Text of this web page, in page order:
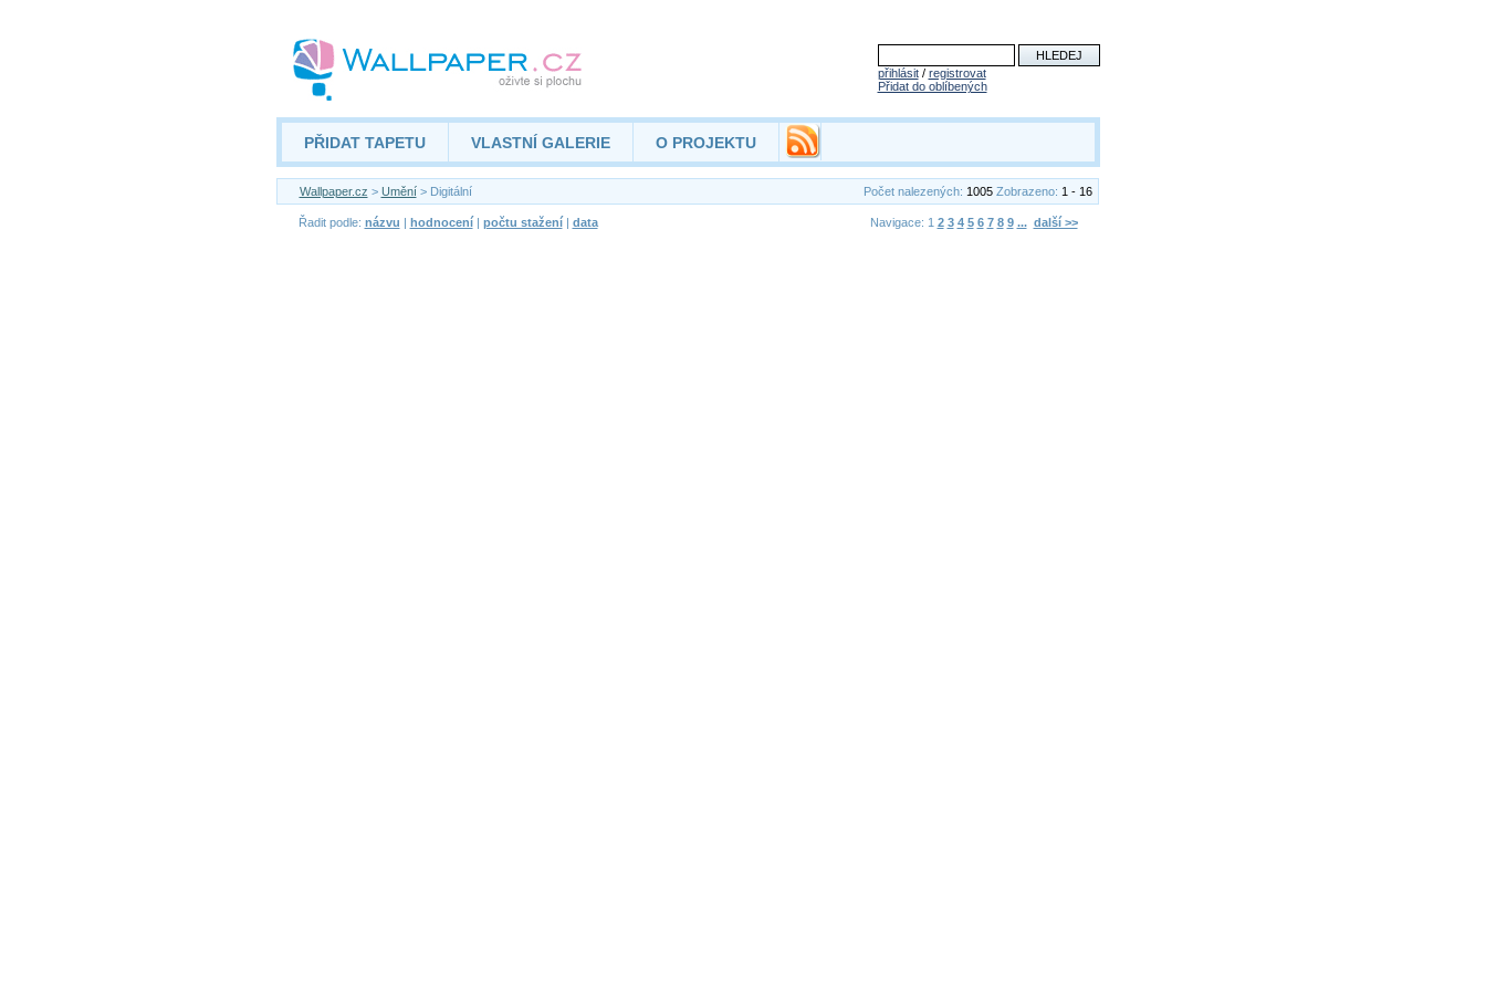
přihlásit/ registrovat
Přidat do oblíbených
PŘIDAT TAPETU VLASTNÍ GALERIE O PROJEKTU
Wallpaper.cz > Umění> Digitální Počet nalezených: 1005Zobrazeno: 1 - 16
Navigace: 1 2 3 4 5 6 7 8 9 ... další >>
Řadit podle: názvu | hodnocení| počtu stažení| data